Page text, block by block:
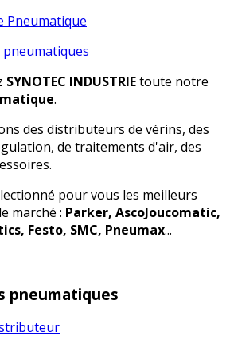
Pneumatique
SYNOTEC INDUSTRIEtoute notre
.
des distributeurs de vérins, des
de traitements d'air, des
pour vous les meilleurs
marché : Parker, AscoJoucomatic,
Festo, SMC, Pneumax...
pneumatiques